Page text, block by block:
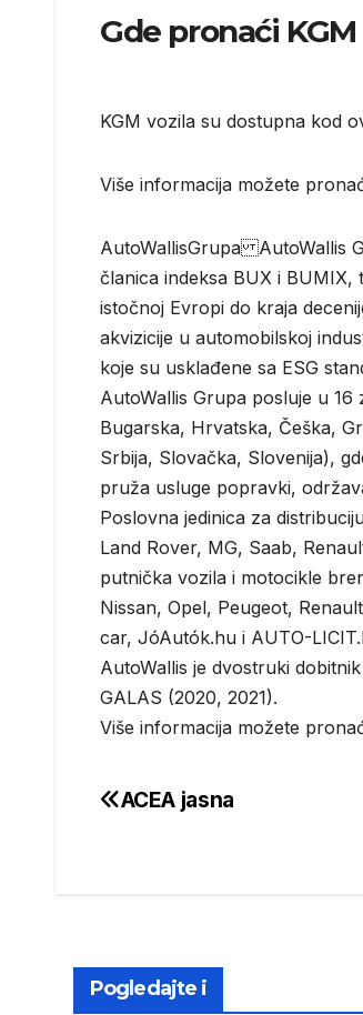
Gde pronaći
KGM vozila su dostupna kod
Više informacija možete
AutoWallisGrupa AutoWallis
članica indeksa BUX i
istočnoj Evropi do kraja
akvizicije u automobilskoj
koje su usklađene sa ESG
AutoWallis Grupa posluje u
Bugarska, Hrvatska, Češka,
Srbija, Slovačka, Slovenija),
pruža usluge popravki,
Poslovna jedinica za
Land Rover, MG, Saab,
putnička vozila i motocikle
Nissan, Opel, Peugeot,
car, JóAutók.hu i AUTO-
AutoWallis je dvostruki
GALAS (2020, 2021).
Više informacija možete
Post
ACEA jasna
Pogledajte i